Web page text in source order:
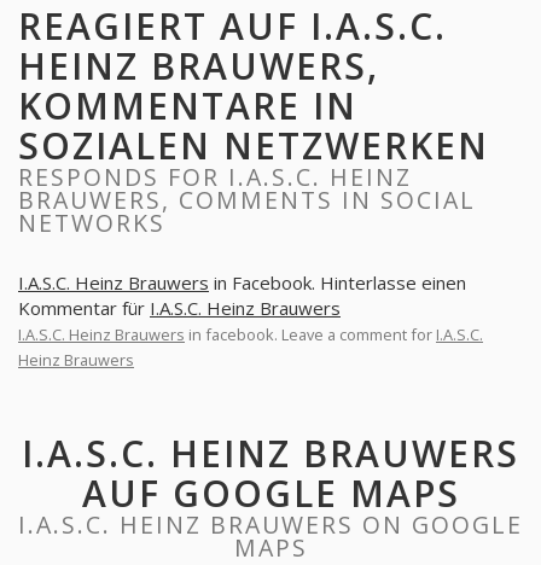
REAGIERT AUF I.A.S.C.
HEINZ BRAUWERS,
KOMMENTARE IN
SOZIALEN NETZWERKEN
RESPONDS FOR I.A.S.C. HEINZ
BRAUWERS, COMMENTS IN SOCIAL
NETWORKS
I.A.S.C. Heinz Brauwers in Facebook. Hinterlasse einen
Kommentar für I.A.S.C. Heinz Brauwers
I.A.S.C. Heinz Brauwers in facebook. Leave a comment for I.A.S.C.
Heinz Brauwers
I.A.S.C. HEINZ BRAUWERS
AUF GOOGLE MAPS
I.A.S.C. HEINZ BRAUWERS ON GOOGLE
MAPS